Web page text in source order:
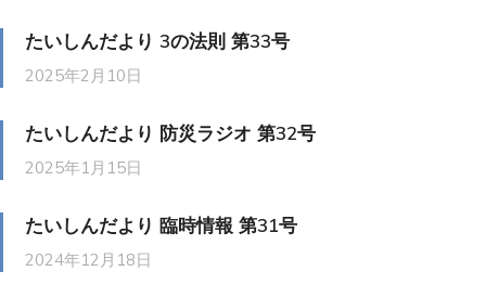
たいしんだより 3の法則 第33号
2025年2月10日
たいしんだより 防災ラジオ 第32号
2025年1月15日
たいしんだより 臨時情報 第31号
2024年12月18日